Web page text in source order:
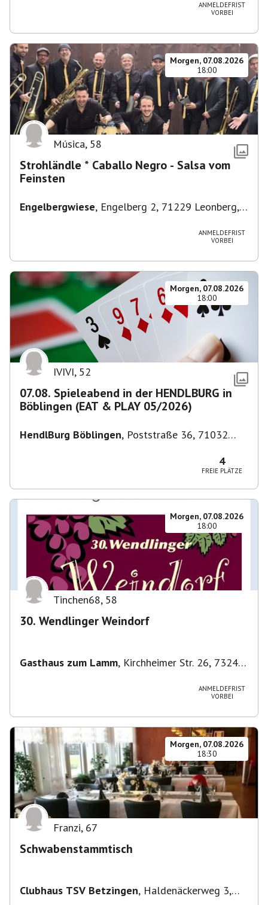
ANMELDEFRIST
VORBEI
Morgen, 07.08.2026
18:00
Música, 58
Strohländle * Caballo Negro - Salsa vom
Feinsten
Engelbergwiese, Engelberg 2, 71229 Leonberg,
ANMELDEFRIST
VORBEI
Morgen, 07.08.2026
18:00
IVIVI, 52
07.08. Spieleabend in der HENDLBURG in
Böblingen (EAT & PLAY 05/2026)
HendlBurg Böblingen, Poststraße 36, 71032
4
FREIE PLÄTZE
Morgen, 07.08.2026
18:00
Tinchen68, 58
30. Wendlinger Weindorf
Gasthaus zum Lamm, Kirchheimer Str. 26, 73240
ANMELDEFRIST
VORBEI
Morgen, 07.08.2026
18:30
Franzi, 67
Schwabenstammtisch
Clubhaus TSV Betzingen, Haldenäckerweg 3,